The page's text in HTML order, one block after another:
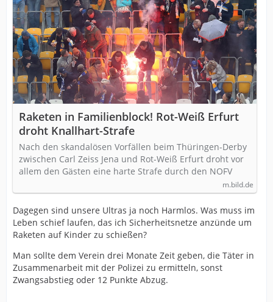
Raketen in Familienblock! Rot-Weiß Erfurt
droht Knallhart-Strafe
Nach den skandalösen Vorfällen beim Thüringen-Derby
zwischen Carl Zeiss Jena und Rot-Weiß Erfurt droht vor
allem den Gästen eine harte Strafe durch den NOFV
m.bild.de
Dagegen sind unsere Ultras ja noch Harmlos. Was muss im
Leben schief laufen, das ich Sicherheitsnetze anzünde um
Raketen auf Kinder zu schießen?
Man sollte dem Verein drei Monate Zeit geben, die Täter in
Zusammenarbeit mit der Polizei zu ermitteln, sonst
Zwangsabstieg oder 12 Punkte Abzug.